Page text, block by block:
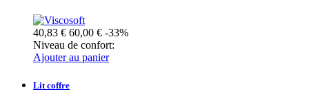
40,83 € 60,00 € -33%
Niveau de confort:
Ajouter au panier
Lit coffre